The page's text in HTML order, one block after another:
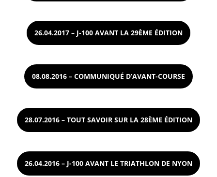
26.04.2017 – J-100 AVANT LA 29ÈME ÉDITION
08.08.2016 – COMMUNIQUÉ D’AVANT-COURSE
28.07.2016 – TOUT SAVOIR SUR LA 28ÈME ÉDITION
26.04.2016 – J-100 AVANT LE TRIATHLON DE NYON